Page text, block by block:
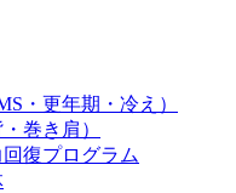
・更年期・冷え）
巻き肩）
復プログラム